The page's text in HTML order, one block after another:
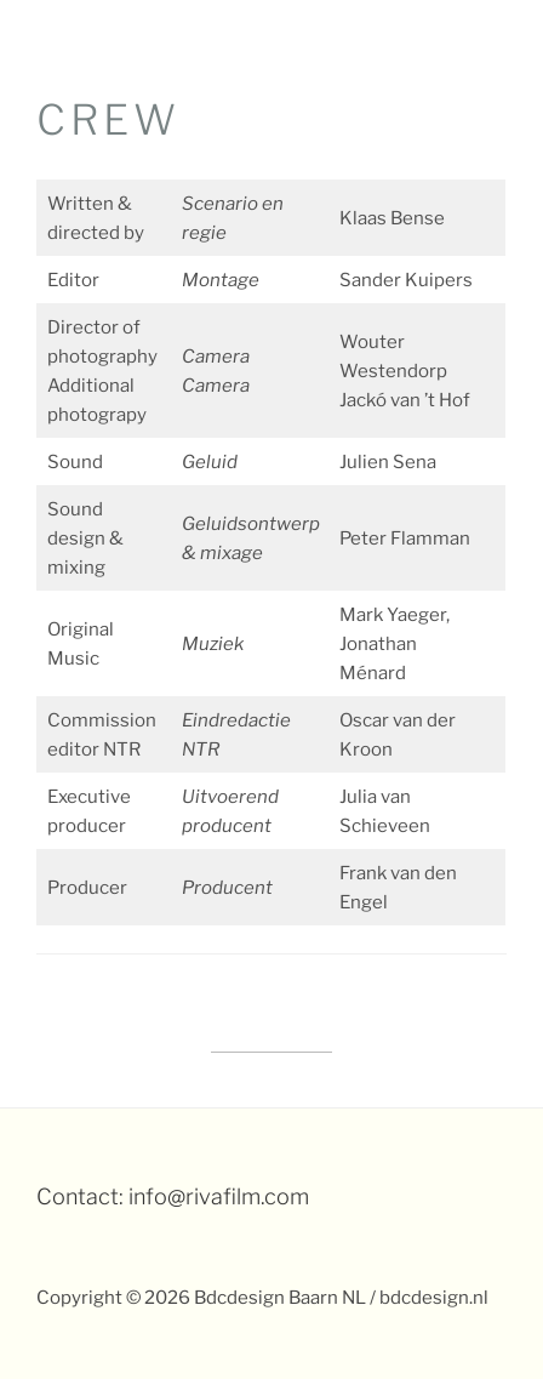
CREW
Written &
directed by
Scenario en
regie
Klaas Bense
Editor Montage Sander Kuipers
Director of
photography
Additional
photograpy
Camera
Camera
Wouter
Westendorp
Jackó van ’t Hof
Sound Geluid Julien Sena
Sound
design &
mixing
Geluidsontwerp
& mixage
Peter Flamman
Original
Music
Muziek
Mark Yaeger,
Jonathan
Ménard
Commission
editor NTR
Eindredactie
NTR
Oscar van der
Kroon
Executive
producer
Uitvoerend
producent
Julia van
Schieveen
Producer Producent
Frank van den
Engel
Contact: info@rivafilm.com
Copyright © 2026 Bdcdesign Baarn NL / bdcdesign.nl